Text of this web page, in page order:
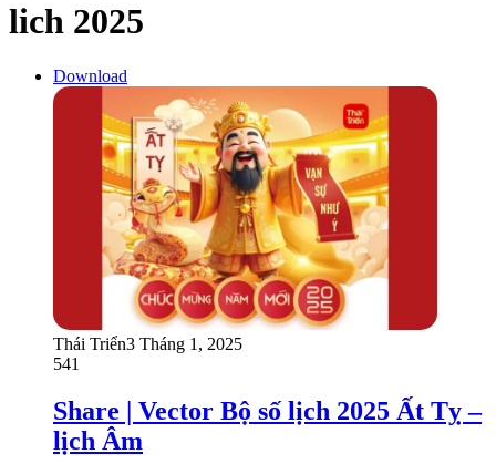
lich 2025
Download
Thái Triển3 Tháng 1, 2025
541
Share | Vector Bộ số lịch 2025 Ất Tỵ –
lịch Âm